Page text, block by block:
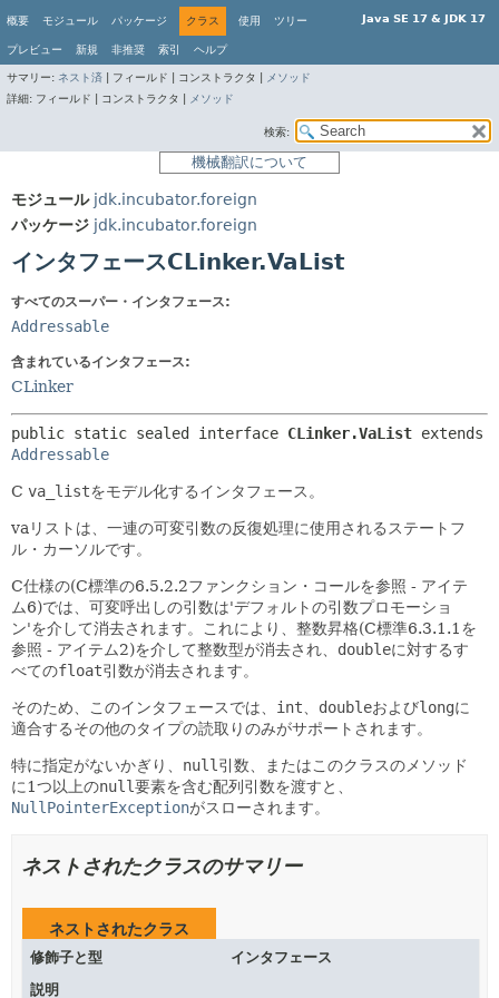
Java SE 17 & JDK 17
概要 モジュール パッケージ クラス 使用 ツリー
プレビュー 新規 非推奨 索引 ヘルプ
サマリー: ネスト済 フィールド | コンストラクタ |
メソッド
詳細: フィールド | コンストラクタ | メソッド
検索:
機械翻訳について
モジュール jdk.incubator.foreign
パッケージ jdk.incubator.foreign
インタフェースCLinker.VaList
すべてのスーパー・インタフェース:
Addressable
含まれているインタフェース:
CLinker
public static sealed interface CLinker.VaList
Addressable
C va_listをモデル化するインタフェース。
vaリストは、一連の可変引数の反復処理に使用されるステートフ
ル・カーソルです。
C仕様の(C標準の6.5.2.2ファンクション・コールを参照 - アイテ
ム6)では、可変呼出しの引数は'デフォルトの引数プロモーショ
ン'を介して消去されます。これにより、整数昇格(C標準6.3.1.1を
参照 - アイテム2)を介して整数型が消去され、 doubleに対するす
べてのfloat引数が消去されます。
そのため、このインタフェースでは、 int doubleおよびlongに
適合するその他のタイプの読取りのみがサポートされます。
特に指定がないかぎり、 null 引数、またはこのクラスのメソッド
に1つ以上のnull要素を含む配列引数を渡すと、
NullPointerExceptionがスローされます。
ネストされたクラスのサマリー
ネストされたクラス
修飾子と型
インタフェース
説明